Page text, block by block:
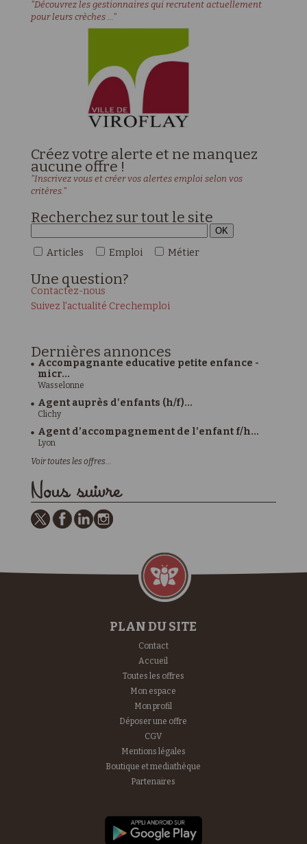
"Découvrez les gestionnaires qui recrutent actuellement
pour leurs crèches ..."
Créez votre alerte et ne manquez
aucune offre !
"Inscrivez vous et créer vos alertes emploi selon vos
critères."
Recherchez sur tout le site
Articles Emploi Métier
Une question?
Contactez-nous
Suivez l'actualité Crechemploi
Dernières annonces
Accompagnante educative petite enfance -
micr...
Wasselonne
Agent auprès d'enfants (h/f)...
Clichy
Agent d’accompagnement de l’enfant f/h...
Lyon
Voir toutes les offres...
Nous suivre
PLAN DU SITE
Contact
Accueil
Toutes les offres
Mon espace
Mon profil
Déposer une offre
CGV
Mentions légales
Boutique et mediathèque
Partenaires